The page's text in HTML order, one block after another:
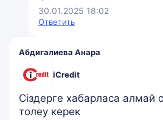
30.01.2025 18:02
Ответить
Абдигалиева Анара
iCredit
Сіздерге хабарласа алмай
толеу керек